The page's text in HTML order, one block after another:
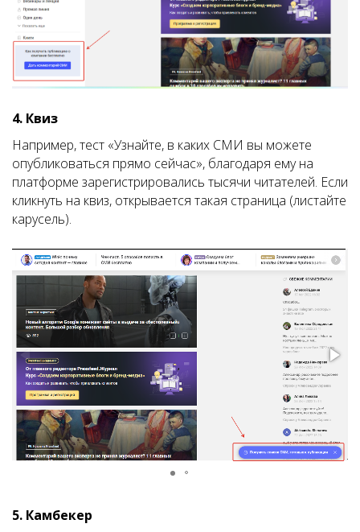
4. Квиз
Например, тест «Узнайте, в каких СМИ вы можете
опубликоваться прямо сейчас», благодаря ему на
платформе зарегистрировались тысячи читателей. Если
кликнуть на квиз, открывается такая страница (листайте
карусель).
5. Камбекер